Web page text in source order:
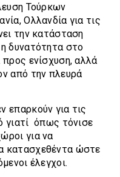
Τούρκων
Ολλανδία για τις
την κατάσταση
δυνατότητα στο
ενίσχυση, αλλά
από την πλευρά
επαρκούν για τις
γιατί όπως τόνισε
για να
κατασχεθέντα ώστε
έλεγχοι.